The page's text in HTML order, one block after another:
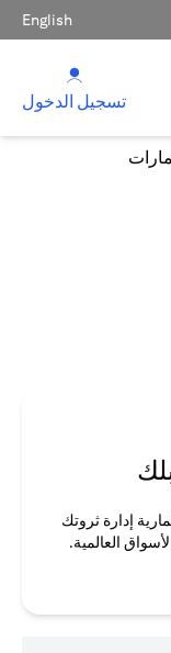
English
تسجيل الدخول
إدارة ثروتك
العالمية.